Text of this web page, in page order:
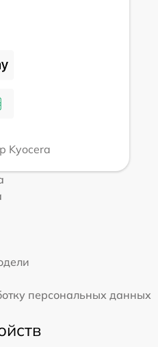
Kyocera
персональных данных